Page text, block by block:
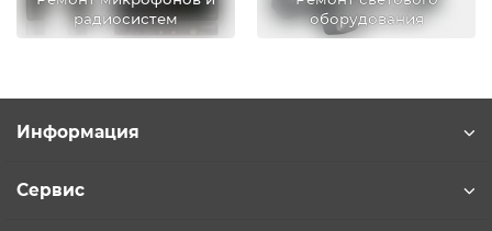
радиосистем
оборудования
Информация
Сервис